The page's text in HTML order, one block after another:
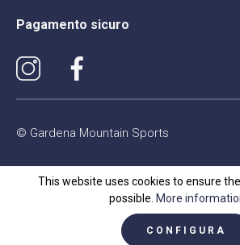
Pagamento sicuro
© Gardena Mountain Sports
This website uses cookies to ensure
possible. More
CONFIGURA